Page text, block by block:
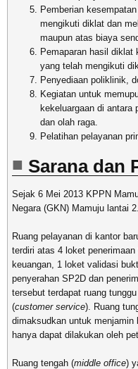
Pemberian
mengikuti diklat dan
maupun atas biaya
Pemaparan hasil diklat
yang telah mengikuti
Penyediaan poliklinik,
Kegiatan untuk
kekeluargaan di antara
dan olah raga.
Pelatihan pelayanan
Sarana dan
Sejak 6 Mei 2013 KPPN
Negara (GKN) Mamuju lantai 2.
Ruang pelayanan di kantor
terdiri atas 4 loket
keuangan, 1 loket validasi
penyerahan SP2D dan
tersebut terdapat ruang
(customer service). Ruang
dimaksudkan untuk menjamin
hanya dapat dilakukan oleh
Ruang tengah (middle office)